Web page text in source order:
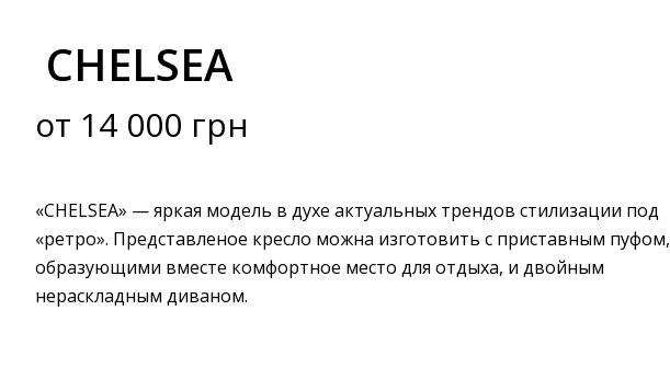
CHELSEA
от 14 000 грн
«CHELSEA» — яркая модель в духе актуальных трендов стилизации под
«ретро». Представленое кресло можна изготовить с приставным пуфом,
образующими вместе комфортное место для отдыха, и двойным
нераскладным диваном.